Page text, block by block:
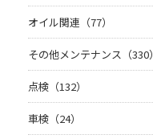
オイル関連（77）
その他メンテナンス（330）
点検（132）
車検（24）